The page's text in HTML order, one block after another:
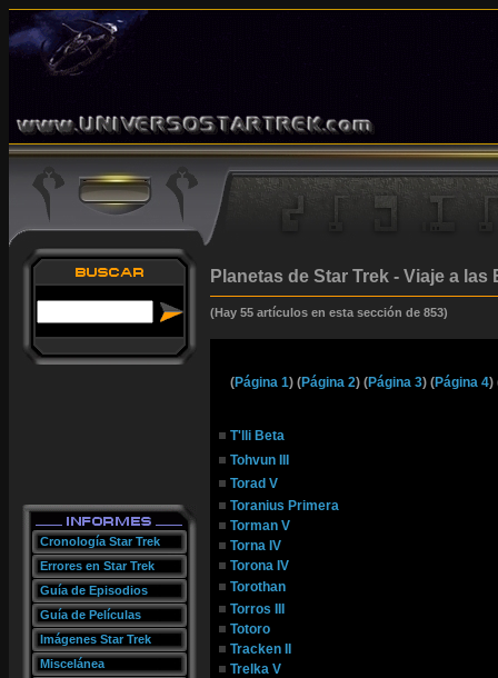
Cronología Star Trek
Errores en Star Trek
Guía de Episodios
Guía de Películas
Imágenes Star Trek
Miscelánea
Planetas de Star Trek - Viaje a las
(Hay 55 artículos en esta sección de 853)
(Página 1) (Página 2) (Página 3) (Página 4)
T'lli Beta
Tohvun III
Torad V
Toranius Primera
Torman V
Torna IV
Torona IV
Torothan
Torros III
Totoro
Tracken II
Trelka V